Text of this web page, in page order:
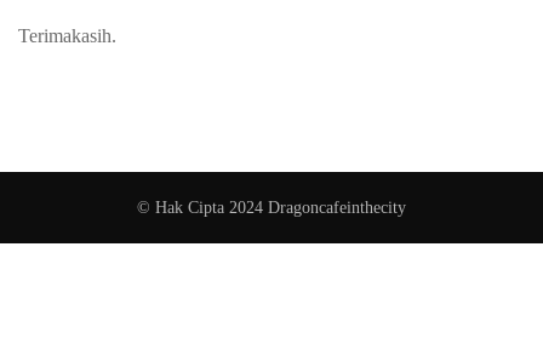
Terimakasih.
© Hak Cipta 2024 Dragoncafeinthecity